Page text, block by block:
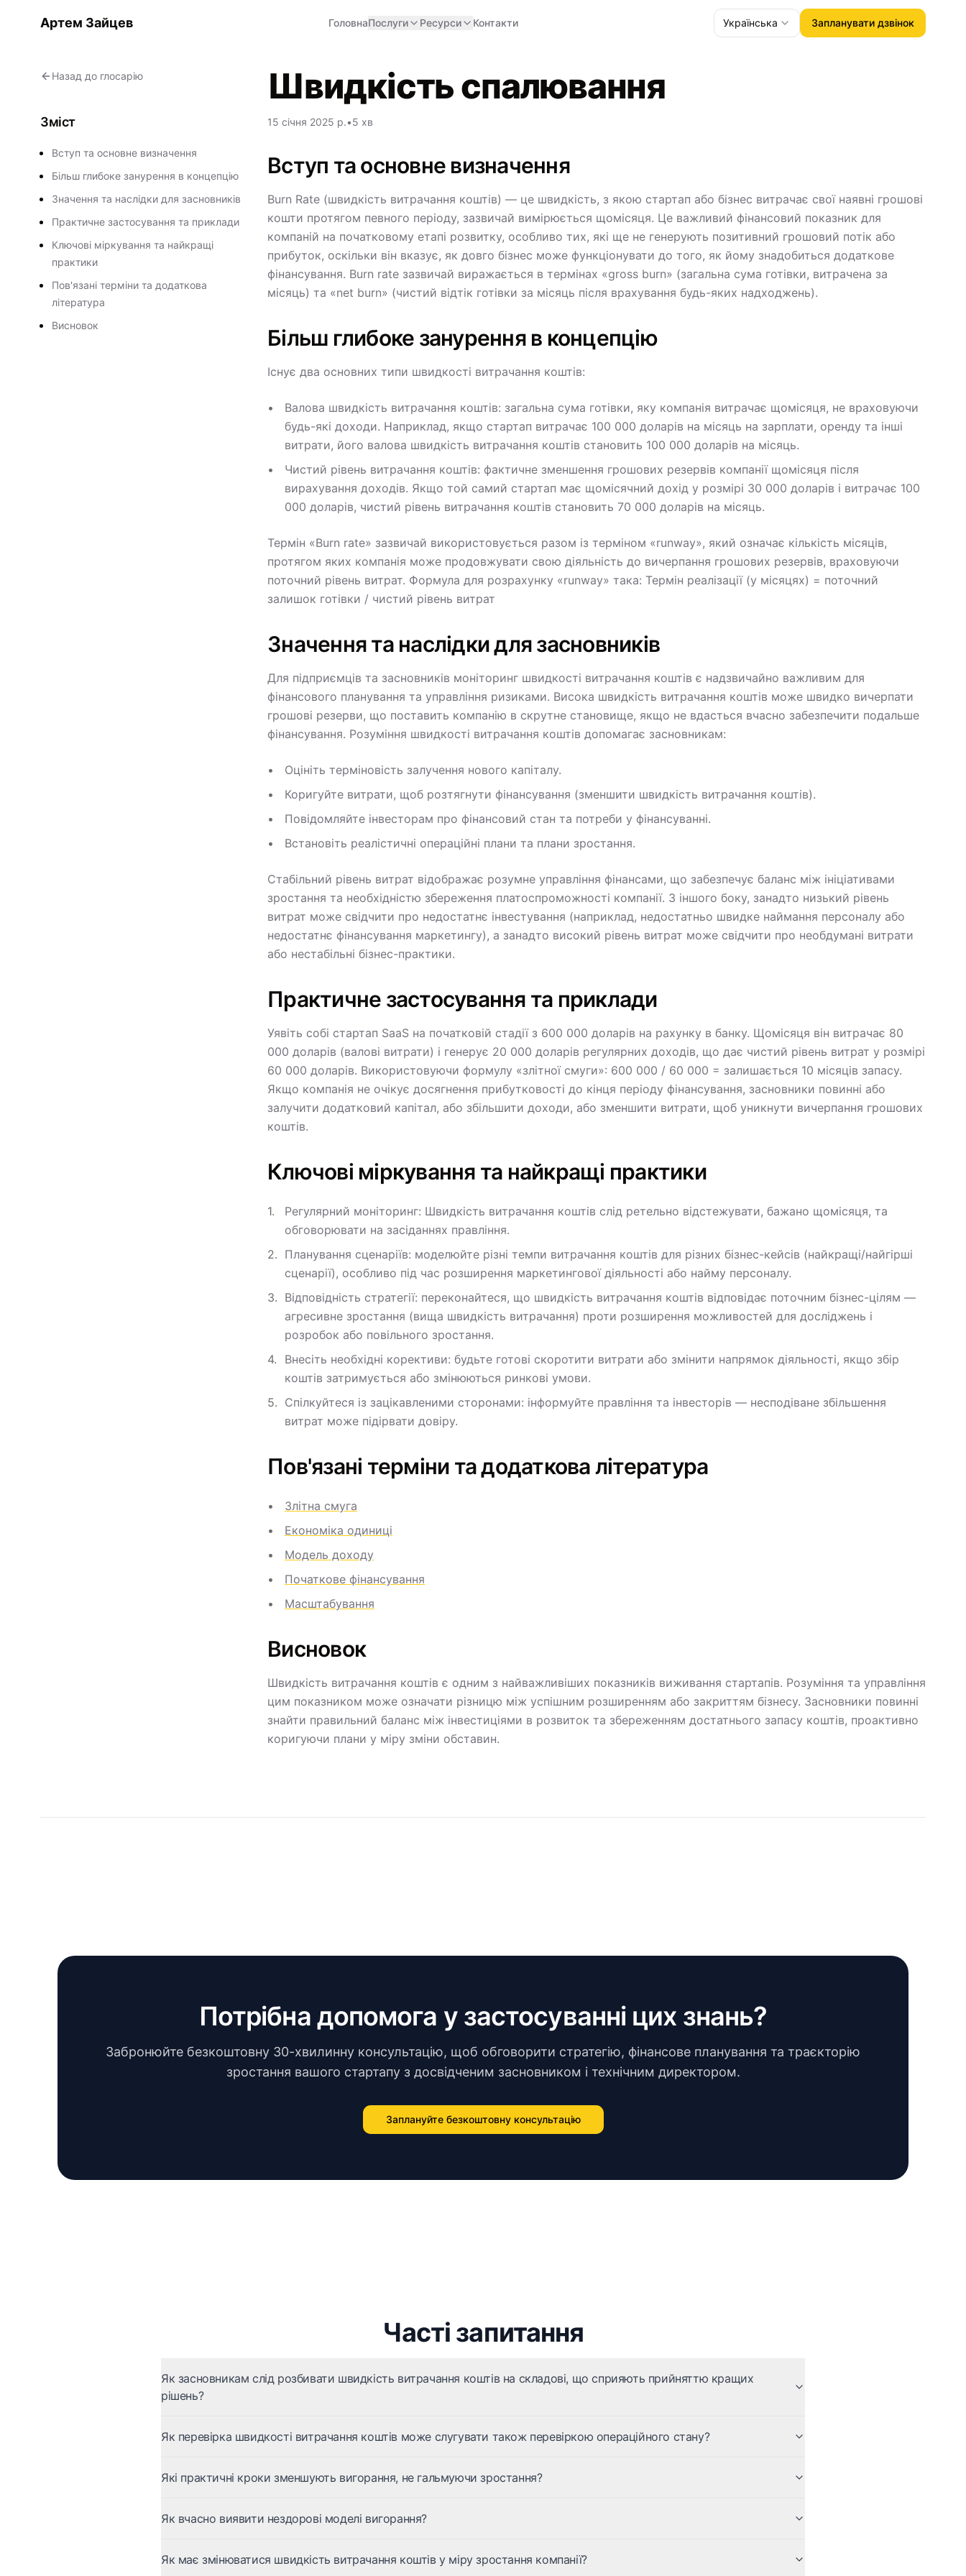
Артем Зайцев ГоловнаПослуги Ресурси Контакти Українська Запланувати дзвінок
Назад до глосарію
Зміст
Вступ та основне визначення
Більш глибоке занурення в концепцію
Значення та наслідки для засновників
Практичне застосування та приклади
Ключові міркування та найкращі
практики
Пов'язані терміни та додаткова
література
Висновок
Швидкість спалювання
15 січня 2025 р.•5 хв
Вступ та основне визначення
Burn Rate (швидкість витрачання коштів) — це швидкість, з якою стартап або бізнес витрачає свої наявні грошові
кошти протягом певного періоду, зазвичай вимірюється щомісяця. Це важливий фінансовий показник для
компаній на початковому етапі розвитку, особливо тих, які ще не генерують позитивний грошовий потік або
прибуток, оскільки він вказує, як довго бізнес може функціонувати до того, як йому знадобиться додаткове
фінансування. Burn rate зазвичай виражається в термінах «gross burn» (загальна сума готівки, витрачена за
місяць) та «net burn» (чистий відтік готівки за місяць після врахування будь-яких надходжень).
Більш глибоке занурення в концепцію
Існує два основних типи швидкості витрачання коштів:
Валова швидкість витрачання коштів: загальна сума готівки, яку компанія витрачає щомісяця, не враховуючи
будь-які доходи. Наприклад, якщо стартап витрачає 100 000 доларів на місяць на зарплати, оренду та інші
витрати, його валова швидкість витрачання коштів становить 100 000 доларів на місяць.
Чистий рівень витрачання коштів: фактичне зменшення грошових резервів компанії щомісяця після
вирахування доходів. Якщо той самий стартап має щомісячний дохід у розмірі 30 000 доларів і витрачає 100
000 доларів, чистий рівень витрачання коштів становить 70 000 доларів на місяць.
Термін «Burn rate» зазвичай використовується разом із терміном «runway», який означає кількість місяців,
протягом яких компанія може продовжувати свою діяльність до вичерпання грошових резервів, враховуючи
поточний рівень витрат. Формула для розрахунку «runway» така: Термін реалізації (у місяцях) = поточний
залишок готівки / чистий рівень витрат
Значення та наслідки для засновників
Для підприємців та засновників моніторинг швидкості витрачання коштів є надзвичайно важливим для
фінансового планування та управління ризиками. Висока швидкість витрачання коштів може швидко вичерпати
грошові резерви, що поставить компанію в скрутне становище, якщо не вдасться вчасно забезпечити подальше
фінансування. Розуміння швидкості витрачання коштів допомагає засновникам:
Оцініть терміновість залучення нового капіталу.
Коригуйте витрати, щоб розтягнути фінансування (зменшити швидкість витрачання коштів).
Повідомляйте інвесторам про фінансовий стан та потреби у фінансуванні.
Встановіть реалістичні операційні плани та плани зростання.
Стабільний рівень витрат відображає розумне управління фінансами, що забезпечує баланс між ініціативами
зростання та необхідністю збереження платоспроможності компанії. З іншого боку, занадто низький рівень
витрат може свідчити про недостатнє інвестування (наприклад, недостатньо швидке наймання персоналу або
недостатнє фінансування маркетингу), а занадто високий рівень витрат може свідчити про необдумані витрати
або нестабільні бізнес-практики.
Практичне застосування та приклади
Уявіть собі стартап SaaS на початковій стадії з 600 000 доларів на рахунку в банку. Щомісяця він витрачає 80
000 доларів (валові витрати) і генерує 20 000 доларів регулярних доходів, що дає чистий рівень витрат у розмірі
60 000 доларів. Використовуючи формулу «злітної смуги»: 600 000 / 60 000 = залишається 10 місяців запасу.
Якщо компанія не очікує досягнення прибутковості до кінця періоду фінансування, засновники повинні або
залучити додатковий капітал, або збільшити доходи, або зменшити витрати, щоб уникнути вичерпання грошових
коштів.
Ключові міркування та найкращі практики
Регулярний моніторинг: Швидкість витрачання коштів слід ретельно відстежувати, бажано щомісяця, та
обговорювати на засіданнях правління.
Планування сценаріїв: моделюйте різні темпи витрачання коштів для різних бізнес-кейсів (найкращі/найгірші
сценарії), особливо під час розширення маркетингової діяльності або найму персоналу.
Відповідність стратегії: переконайтеся, що швидкість витрачання коштів відповідає поточним бізнес-цілям —
агресивне зростання (вища швидкість витрачання) проти розширення можливостей для досліджень і
розробок або повільного зростання.
Внесіть необхідні корективи: будьте готові скоротити витрати або змінити напрямок діяльності, якщо збір
коштів затримується або змінюються ринкові умови.
Спілкуйтеся із зацікавленими сторонами: інформуйте правління та інвесторів — несподіване збільшення
витрат може підірвати довіру.
Пов'язані терміни та додаткова література
Злітна смуга
Економіка одиниці
Модель доходу
Початкове фінансування
Масштабування
Висновок
Швидкість витрачання коштів є одним з найважливіших показників виживання стартапів. Розуміння та управління
цим показником може означати різницю між успішним розширенням або закриттям бізнесу. Засновники повинні
знайти правильний баланс між інвестиціями в розвиток та збереженням достатнього запасу коштів, проактивно
коригуючи плани у міру зміни обставин.
Потрібна допомога у застосуванні цих знань?
Забронюйте безкоштовну 30-хвилинну консультацію, щоб обговорити стратегію, фінансове планування та траєкторію
зростання вашого стартапу з досвідченим засновником і технічним директором.
Заплануйте безкоштовну консультацію
Часті запитання
Як засновникам слід розбивати швидкість витрачання коштів на складові, що сприяють прийняттю кращих
рішень?
Як перевірка швидкості витрачання коштів може слугувати також перевіркою операційного стану?
Які практичні кроки зменшують вигорання, не гальмуючи зростання?
Як вчасно виявити нездорові моделі вигорання?
Як має змінюватися швидкість витрачання коштів у міру зростання компанії?